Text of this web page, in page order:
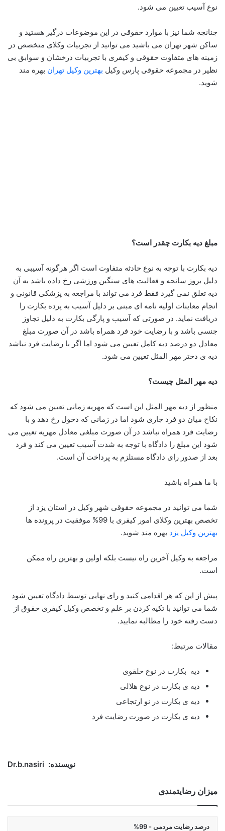
نوع آسیب تعیین می شود.
چنانچه شما نیز با موارد حقوقی در این موضوعات درگیر هستید و
ساکن شهر تهران می باشید می توانید از تجربیات وکلای متخصص در
زمینه های متفاوت حقوقی و کیفری با تجربیات درخشان و سوابق بی
نظیر در مجموعه حقوقی پارس وکیل بهترین وکیل تهران بهره مند
شوید.
مبلغ دیه بکارت چقدر است؟
دیه بکارت با توجه به نوع حادثه متفاوت است اگر هرگونه آسیبی به
دلیل بروز سانحه و فعالیت های سنگین ورزشی رخ داده باشد به آن
دیه تعلق نمی گیرد فقط فرد می تواند با مراجعه به پزشکی قانونی و
انجام معاینات اولیه نامه ای مبنی بر دلیل آسیب به پرده بکارت را
دریافت نماید. در صورتی که آسیب و پارگی بکارت به دلیل تجاوز
جنسی باشد و با رضایت خود فرد همراه باشد در آن صورت مبلغ
معادل دو درصد دیه کامل تعیین می شود اما اگر با رضایت فرد نباشد
دیه ی دختر مهر المثل تعیین می شود.
دیه مهر المثل چیست؟
منظور از دیه مهر المثل این است که مهریه زمانی تعیین می شود که
نکاح میان دو فرد جاری شود اما در زمانی که دخول رخ دهد و با
رضایت فرد همراه نباشد در آن صورت مبلغی معادل مهریه تعیین می
شود این مبلغ را دادگاه با توجه به شدت آسیب تعیین می کند و فرد
بعد از صدور رای دادگاه مستلزم به پرداخت آن است.
با ما همراه باشید
شما می توانید در مجموعه حقوقی شهر وکیل در استان یزد از
تخصص بهترین وکلای امور کیفری با 99% موفقیت در پرونده ها
بهترین وکیل یزد بهره مند شوید.
مراجعه به وکیل آخرین راه نیست بلکه اولین و بهترین راه ممکن
است.
پیش از این که هر اقدامی کنید و رای نهایی توسط دادگاه تعیین شود
شما می توانید با تکیه کردن بر علم و تخصص وکیل کیفری حقوق از
دست رفته خود را مطالبه نمایید.
مقالات مرتبط:
دیه بکارت در نوع حلقوی
دیه ی بکارت در نوع هلالی
دیه ی بکارت در نو ارتجاعی
دیه ی بکارت در صورت رضایت فرد
نویسنده: Dr.b.nasiri
میزان رضایتمندی
درصد رضایت مردمی - 99%